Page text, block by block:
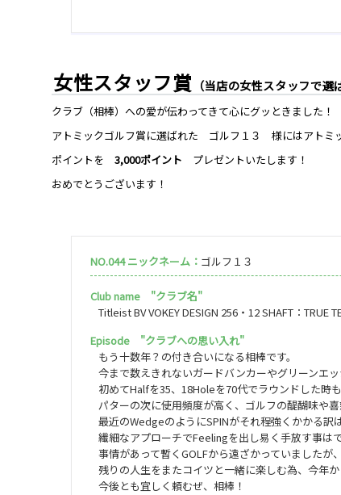
女性スタッフ賞 （当店の女性スタッフで選
クラブ（相棒）への愛が伝わってきて心にグッときました！
アトミックゴルフ賞に選ばれた ゴルフ１３ 様にはアトミ
ポイントを 3,000ポイント プレゼントいたします！
おめでとうございます！
NO.044 ニックネーム： ゴルフ１３
Club name "クラブ名"
Titleist BV VOKEY DESIGN 256・12 SHAFT：TRUE
Episode "クラブへの思い入れ"
もう十数年？の付き合いになる相棒です。
今まで数えきれないガードバンカーやグリーンエ
初めてHalfを35、18Holeを70代でラウンドした時
パターの次に使用頻度が高く、ゴルフの醍醐味や
最近のWedgeのようにSPINがそれ程強くかかる訳
繊細なアプローチでFeelingを出し易く手放す事はで
事情があって暫くGOLFから遠ざかっていましたが、
残りの人生をまたコイツと一緒に楽しむ為、今年か
今後とも宜しく頼むぜ、相棒！